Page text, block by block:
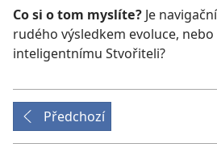
Co si o tom myslíte? Je
rudého výsledkem evoluce, nebo
inteligentnímu Stvořiteli?
Předchozí